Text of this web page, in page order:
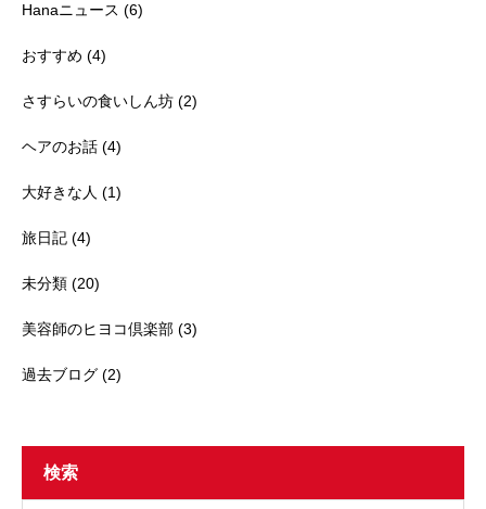
Hanaニュース (6)
おすすめ (4)
さすらいの食いしん坊 (2)
ヘアのお話 (4)
大好きな人 (1)
旅日記 (4)
未分類 (20)
美容師のヒヨコ倶楽部 (3)
過去ブログ (2)
検索